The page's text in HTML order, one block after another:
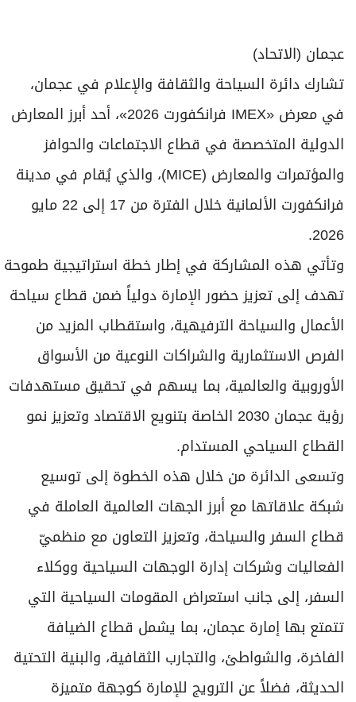
الأحوال الجوية
عجمان (الاتحاد)
تشارك دائرة السياحة والثقافة والإعلام في عجمان،
في معرض «IMEX فرانكفورت 2026»، أحد أبرز المعارض
الدولية المتخصصة في قطاع الاجتماعات والحوافز
والمؤتمرات والمعارض (MICE)، والذي يُقام في مدينة
فرانكفورت الألمانية خلال الفترة من 17 إلى 22 مايو
2026.
وتأتي هذه المشاركة في إطار خطة استراتيجية طموحة
تهدف إلى تعزيز حضور الإمارة دولياً ضمن قطاع سياحة
الأعمال والسياحة الترفيهية، واستقطاب المزيد من
الفرص الاستثمارية والشراكات النوعية من الأسواق
الأوروبية والعالمية، بما يسهم في تحقيق مستهدفات
رؤية عجمان 2030 الخاصة بتنويع الاقتصاد وتعزيز نمو
القطاع السياحي المستدام.
وتسعى الدائرة من خلال هذه الخطوة إلى توسيع
شبكة علاقاتها مع أبرز الجهات العالمية العاملة في
قطاع السفر والسياحة، وتعزيز التعاون مع منظميّ
الفعاليات وشركات إدارة الوجهات السياحية ووكلاء
السفر، إلى جانب استعراض المقومات السياحية التي
تتمتع بها إمارة عجمان، بما يشمل قطاع الضيافة
الفاخرة، والشواطئ، والتجارب الثقافية، والبنية التحتية
الحديثة، فضلاً عن الترويج للإمارة كوجهة متميزة